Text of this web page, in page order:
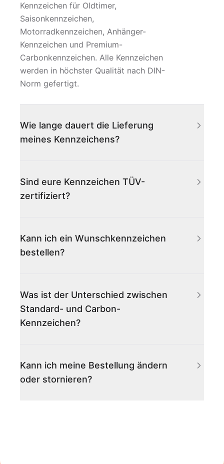
Kennzeichen für Oldtimer,
Saisonkennzeichen,
Motorradkennzeichen, Anhänger-
Kennzeichen und Premium-
Carbonkennzeichen. Alle Kennzeichen
werden in höchster Qualität nach DIN-
Norm gefertigt.
Wie lange dauert die Lieferung
meines Kennzeichens?
Sind eure Kennzeichen TÜV-
zertifiziert?
Kann ich ein Wunschkennzeichen
bestellen?
Was ist der Unterschied zwischen
Standard- und Carbon-
Kennzeichen?
Kann ich meine Bestellung ändern
oder stornieren?